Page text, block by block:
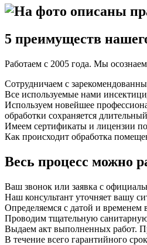
5 преимуществ
Работаем с 2005 года. Мы
Сотрудничаем с
Все используемые нами
Используем новейшее
обработки сохраняется
Имеем сертификаты и лицензии
Как происходит обработка
Весь процесс можно
Ваш звонок или заявка с
Наш консультант уточняет вашу
Определяемся с датой и временем
Проводим тщательную
Выдаем акт выполненных работ.
В течение всего гарантийного